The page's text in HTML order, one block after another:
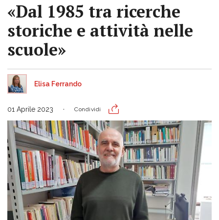
«Dal 1985 tra ricerche
storiche e attività nelle
scuole»
Elisa Ferrando
01 Aprile 2023 Condividi